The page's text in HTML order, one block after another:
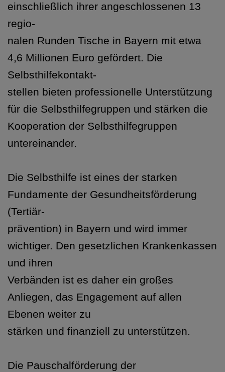
einschließlich ihrer angeschlossenen 13
regio-
nalen Runden Tische in Bayern mit etwa
4,6 Millionen Euro gefördert. Die
Selbsthilfekontakt-
stellen bieten professionelle Unterstützung
für die Selbsthilfegruppen und stärken die
Kooperation der Selbsthilfegruppen
untereinander.
Die Selbsthilfe ist eines der starken
Fundamente der Gesundheitsförderung
(Tertiär-
prävention) in Bayern und wird immer
wichtiger. Den gesetzlichen Krankenkassen
und ihren
Verbänden ist es daher ein großes
Anliegen, das Engagement auf allen
Ebenen weiter zu
stärken und finanziell zu unterstützen.
Die Pauschalförderung der